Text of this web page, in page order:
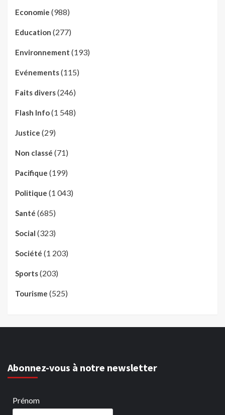
Economie (988)
Education (277)
Environnement (193)
Evénements(115)
Faits divers(246)
Flash Info(1 548)
Justice (29)
Non classé (71)
Pacifique (199)
Politique (1 043)
Santé (685)
Social (323)
Société (1 203)
Sports(203)
Tourisme (525)
Abonnez-vous à notre newsletter
Prénom